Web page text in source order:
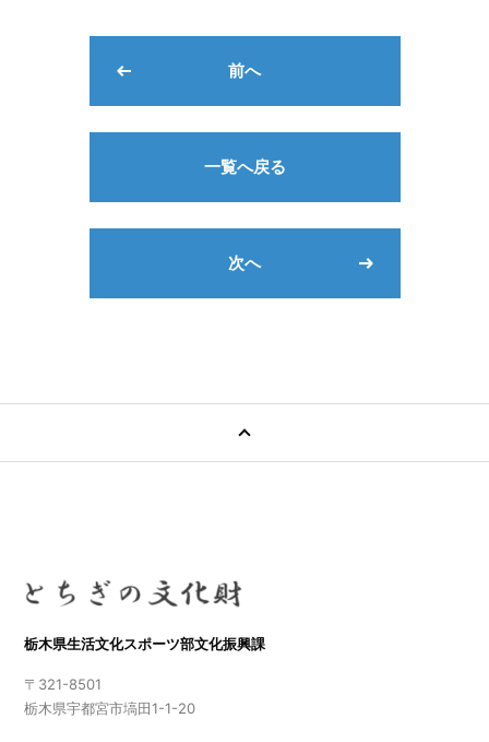
前へ
一覧へ戻る
次へ
栃木県生活文化スポーツ部文化振興課
〒321-8501
栃木県宇都宮市塙田1-1-20